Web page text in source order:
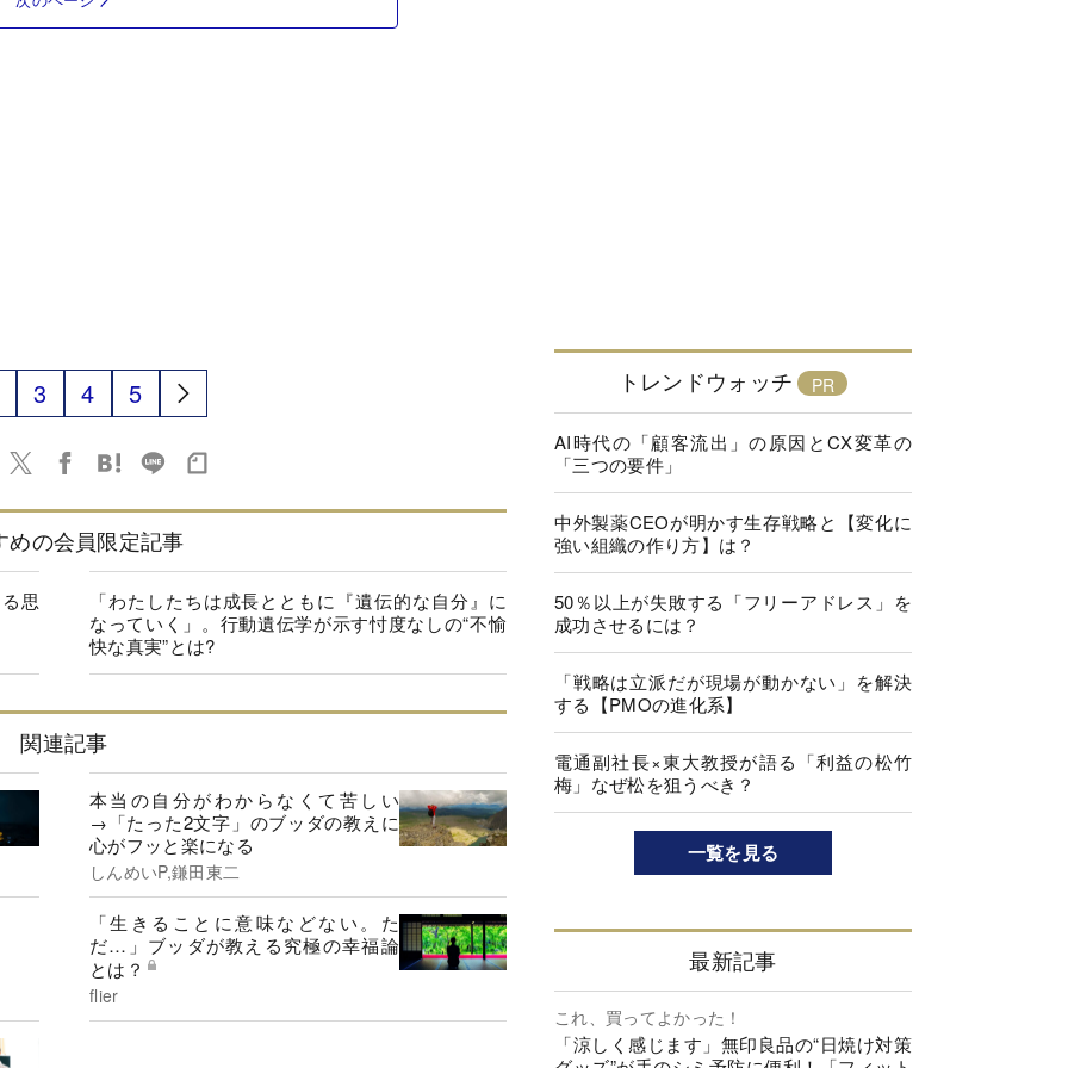
3 4 5
めの会員限定記事
思
「わたしたちは成長とともに『遺伝的な自分』に
なっていく」。行動遺伝学が示す忖度なしの“不愉
快な真実”とは?
関連記事
本当の自分がわからなくて苦しい
→「たった2文字」のブッダの教えに
心がフッと楽になる
しんめいP,鎌田東二
「生きることに意味などない。た
だ…」ブッダが教える究極の幸福論
とは？
flier
トレンドウォッチ
AI時代の「顧客流出」の原因とCX変革の
「三つの要件」
中外製薬CEOが明かす生存戦略と【変化に
強い組織の作り方】は？
50％以上が失敗する「フリーアドレス」を
成功させるには？
「戦略は立派だが現場が動かない」を解決
する【PMOの進化系】
電通副社長×東大教授が語る「利益の松竹
梅」なぜ松を狙うべき？
一覧を見る
最新記事
これ、買ってよかった！
「涼しく感じます」無印良品の“日焼け対策